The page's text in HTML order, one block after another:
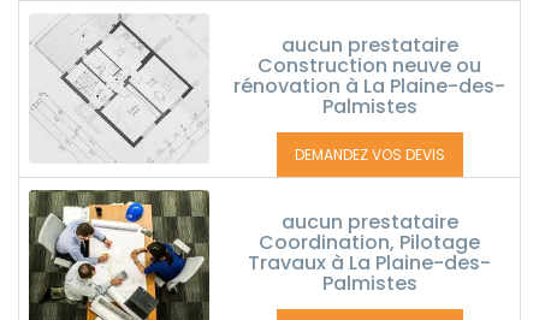
aucun prestataire
Construction neuve ou
rénovation à La Plaine-des-
Palmistes
DEMANDEZ VOS DEVIS
aucun prestataire
Coordination, Pilotage
Travaux à La Plaine-des-
Palmistes